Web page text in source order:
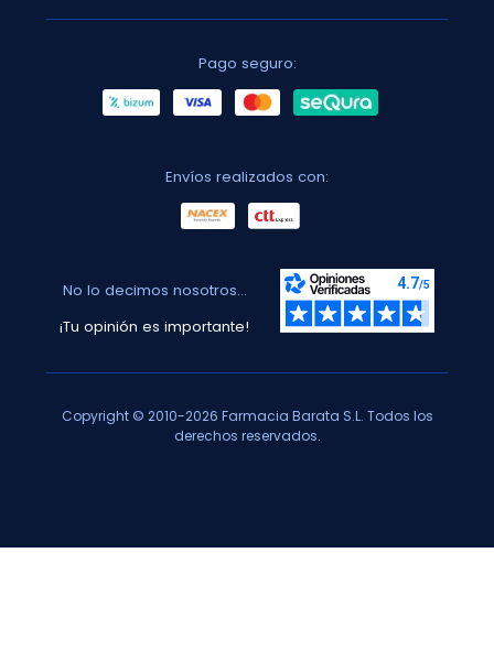
Pago seguro:
Envíos realizados con:
No lo decimos nosotros...
¡Tu opinión es importante!
Copyright © 2010-2026 Farmacia Barata S.L. Todos los
derechos reservados.